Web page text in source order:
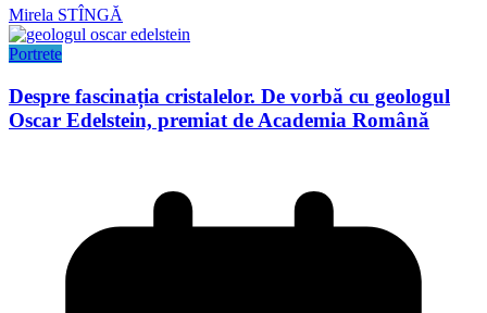
Mirela STÎNGĂ
Portrete
Despre fascinația cristalelor. De vorbă cu geologul
Oscar Edelstein, premiat de Academia Română